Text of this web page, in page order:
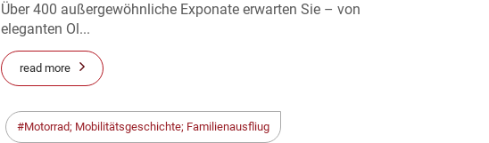
Über 400 außergewöhnliche Exponate erwarten Sie – von
eleganten Ol...
read more
Motorrad; Mobilitätsgeschichte; Familienausfliug